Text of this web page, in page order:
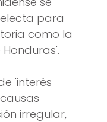
para
como la
'interés
irregular,